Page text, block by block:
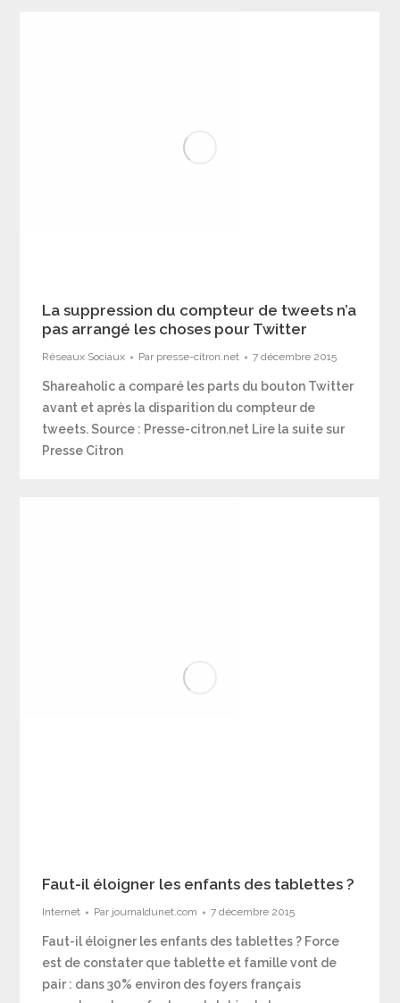
La suppression du compteur de tweets n’a
pas arrangé les choses pour Twitter
Réseaux Sociaux Par presse-citron.net 7 décembre 2015
Shareaholic a comparé les parts du bouton Twitter
avant et après la disparition du compteur de
tweets. Source : Presse-citron.net Lire la suite sur
Presse Citron
Faut-il éloigner les enfants des tablettes ?
Internet Par journaldunet.com 7 décembre 2015
Faut-il éloigner les enfants des tablettes ? Force
est de constater que tablette et famille vont de
pair : dans 30% environ des foyers français